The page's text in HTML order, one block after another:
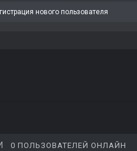
нового пользователя
0 ПОЛЬЗОВАТЕЛЕЙ ОНЛАЙН